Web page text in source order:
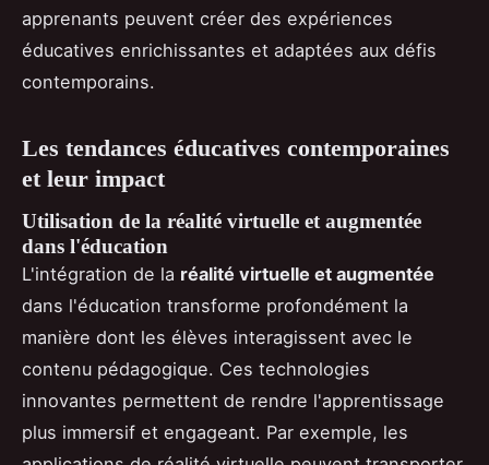
apprenants peuvent créer des expériences
éducatives enrichissantes et adaptées aux défis
contemporains.
Les tendances éducatives contemporaines
et leur impact
Utilisation de la réalité virtuelle et augmentée
dans l'éducation
L'intégration de la réalité virtuelle et augmentée
dans l'éducation transforme profondément la
manière dont les élèves interagissent avec le
contenu pédagogique. Ces technologies
innovantes permettent de rendre l'apprentissage
plus immersif et engageant. Par exemple, les